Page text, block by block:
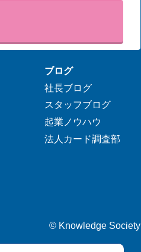
ブログ
社長ブログ
スタッフブログ
起業ノウハウ
法人カード調査部
© Knowledge Society